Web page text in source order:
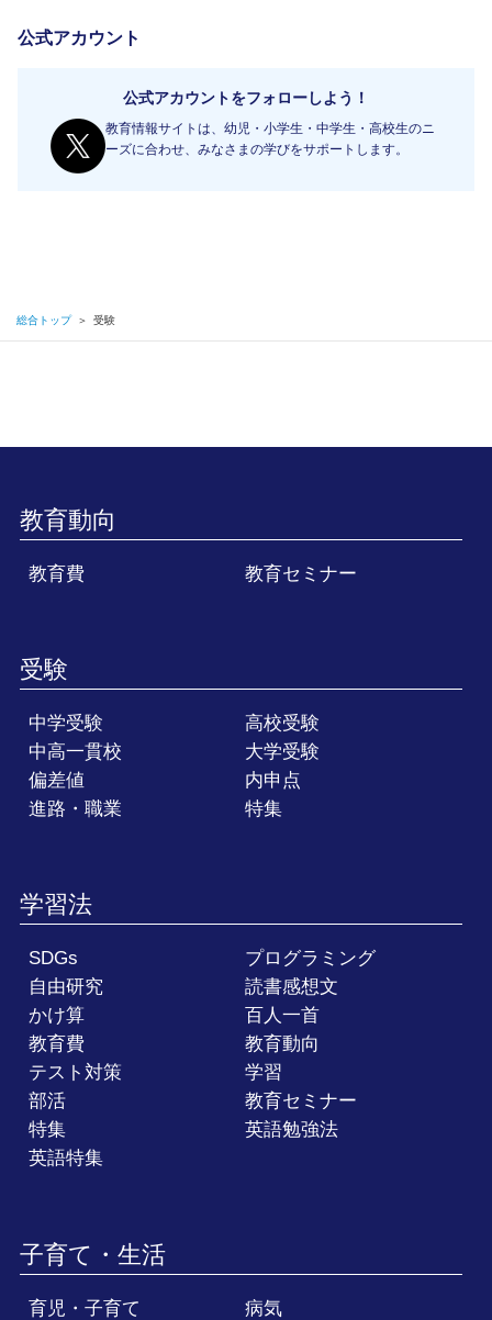
公式アカウント
公式アカウントをフォローしよう！
教育情報サイトは、幼児・小学生・中学生・高校生のニ
ーズに合わせ、みなさまの学びをサポートします。
総合トップ ＞ 受験
教育動向
教育費 教育セミナー
受験
中学受験
高校受験
中高一貫校
大学受験
偏差値
内申点
進路・職業
特集
学習法
SDGs
プログラミング
自由研究
読書感想文
かけ算
百人一首
教育費
教育動向
テスト対策
学習
部活
教育セミナー
特集
英語勉強法
英語特集
子育て・生活
育児・子育て
病気